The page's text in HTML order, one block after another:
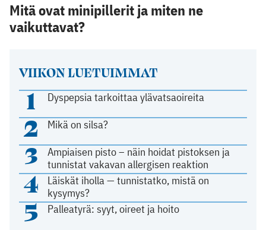
VIIKON LUETUIMMAT
1 Dyspepsia tarkoittaa ylävatsaoireita
2 Mikä on silsa?
3
Ampiaisen pisto – näin hoidat pistoksen ja
tunnistat vakavan allergisen reaktion
4
Läiskät iholla — tunnistatko, mistä on
kysymys?
5 Palleatyrä: syyt, oireet ja hoito
Mitä ovat minipillerit ja miten ne
vaikuttavat?